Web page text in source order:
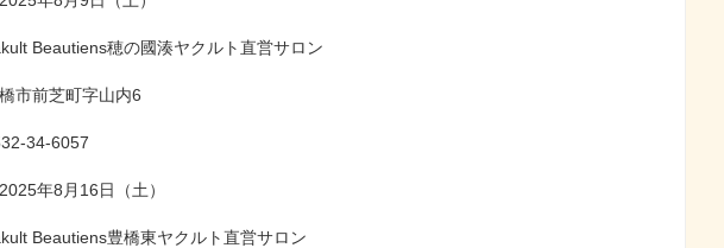
Beautiens穂の國湊ヤクルト直営サロン
市前芝町字山内6
34-6057
年8月16日（土）
Beautiens豊橋東ヤクルト直営サロン